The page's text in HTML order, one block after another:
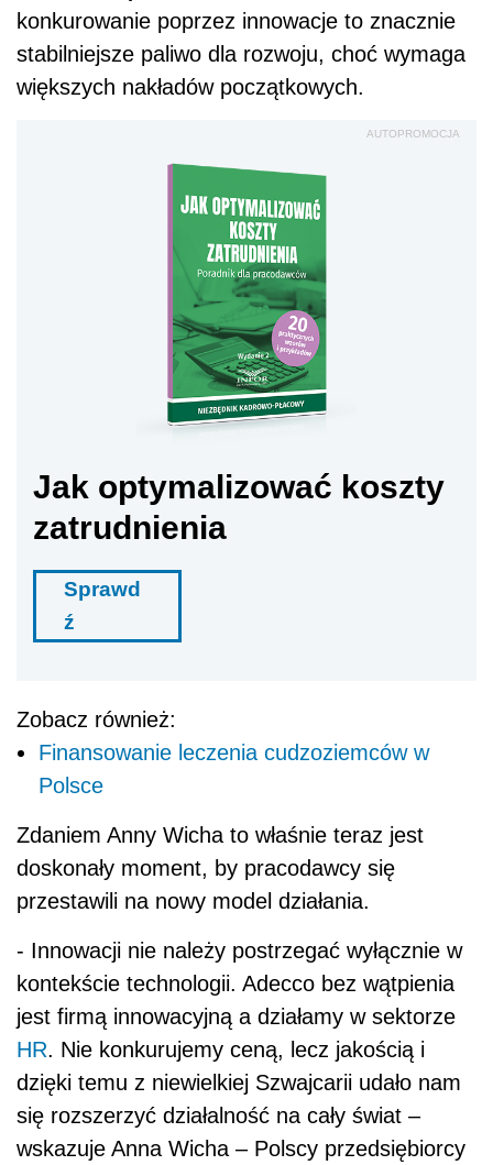
konkurowanie poprzez innowacje to znacznie
stabilniejsze paliwo dla rozwoju, choć wymaga
większych nakładów początkowych.
AUTOPROMOCJA
Jak optymalizować koszty
zatrudnienia
Sprawd
ź
Zobacz również:
Finansowanie leczenia cudzoziemców w
Polsce
Zdaniem Anny Wicha to właśnie teraz jest
doskonały moment, by pracodawcy się
przestawili na nowy model działania.
- Innowacji nie należy postrzegać wyłącznie w
kontekście technologii. Adecco bez wątpienia
jest firmą innowacyjną a działamy w sektorze
HR. Nie konkurujemy ceną, lecz jakością i
dzięki temu z niewielkiej Szwajcarii udało nam
się rozszerzyć działalność na cały świat –
wskazuje Anna Wicha – Polscy przedsiębiorcy